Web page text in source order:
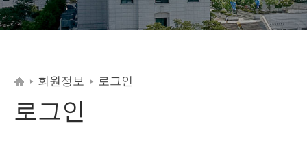
회원정보
학과소개
로그인
로그인